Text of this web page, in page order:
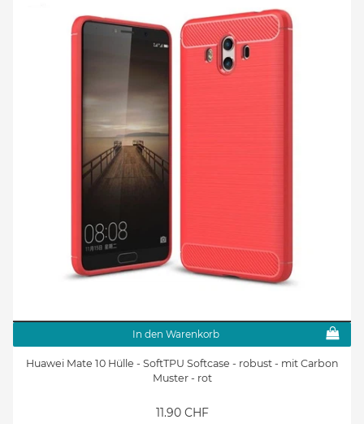
In den Warenkorb
Huawei Mate 10 Hülle - SoftTPU Softcase - robust - mit Carbon
Muster - rot
11.90 CHF